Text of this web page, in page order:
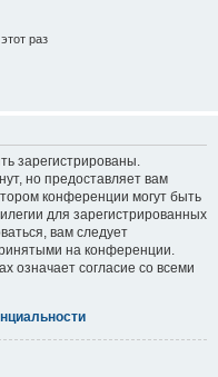
раз
зарегистрированы.
но предоставляет вам
конференции могут быть
для зарегистрированных
вам следует
на конференции.
означает согласие со всеми